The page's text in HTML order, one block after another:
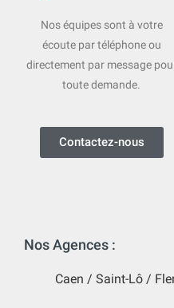
Nos équipes sont à votre
écoute par téléphone ou
directement par message
toute demande.
Contactez-nous
Nos Agences :
Caen / Saint-Lô /